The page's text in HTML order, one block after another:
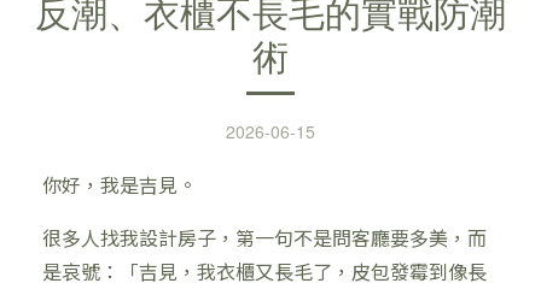
反潮、衣櫃不長毛的實戰防潮
術
2026-06-15
你好，我是吉見。
很多人找我設計房子，第一句不是問客廳要多美，而
是哀號：「吉見，我衣櫃又長毛了，皮包發霉到像長